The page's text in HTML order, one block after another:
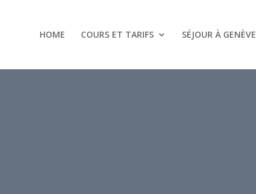
HOME COURS ET TARIFS SÉJOUR À GENÈVE